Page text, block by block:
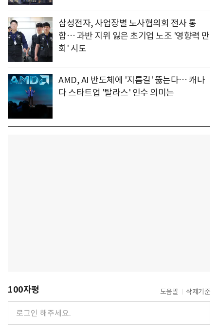
삼성전자, 사업장별 노사협의회 전사 통
합… 과반 지위 잃은 초기업 노조 '영향력 만
회' 시도
AMD, AI 반도체에 '지름길' 뚫는다… 캐나
다 스타트업 '탈라스' 인수 의미는
100자평 도움말 삭제기준